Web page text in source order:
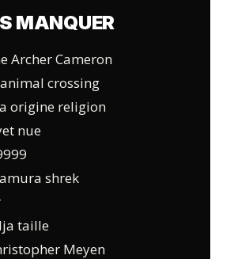
MANQUER
Archer Cameron
crossing
origine religion
nue
shrek
taille
Meyen